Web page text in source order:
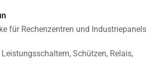
für Rechenzentren und Industriepanels
Schützen, Relais,